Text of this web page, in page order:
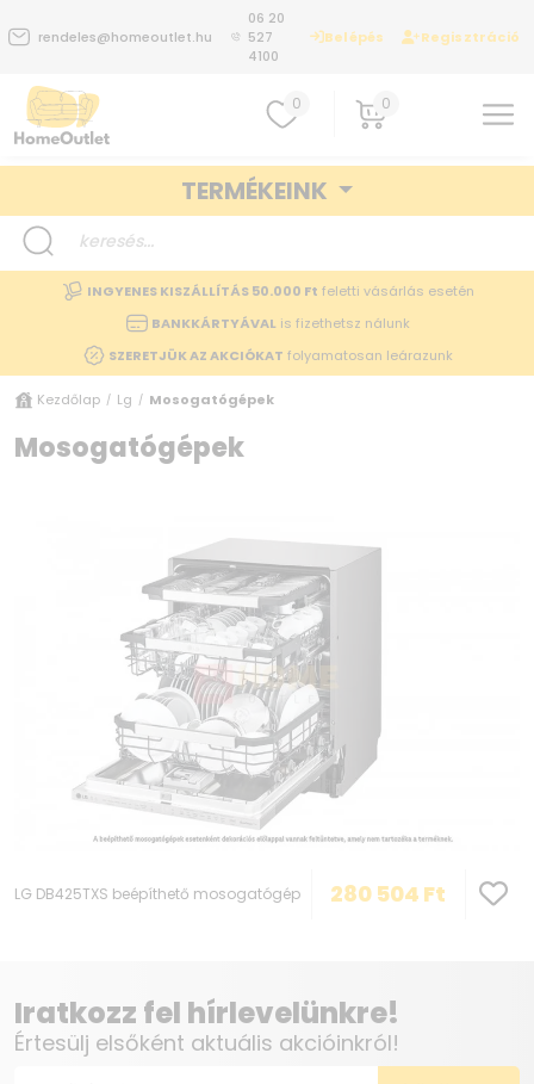
rendeles@homeoutlet.hu
06 20
527
4100
Belépés Regisztráció
0 0
TERMÉKEINK
INGYENES KISZÁLLÍTÁS 50.000 Ft feletti vásárlás esetén
BANKKÁRTYÁVALis fizethetsz nálunk
SZERETJÜK AZ AKCIÓKAT folyamatosan leárazunk
Kezdőlap / Lg / Mosogatógépek
Mosogatógépek
LG DB425TXS beépíthető mosogatógép 280 504 Ft
Iratkozz fel hírlevelünkre!
Értesülj elsőként aktuális akcióinkról!